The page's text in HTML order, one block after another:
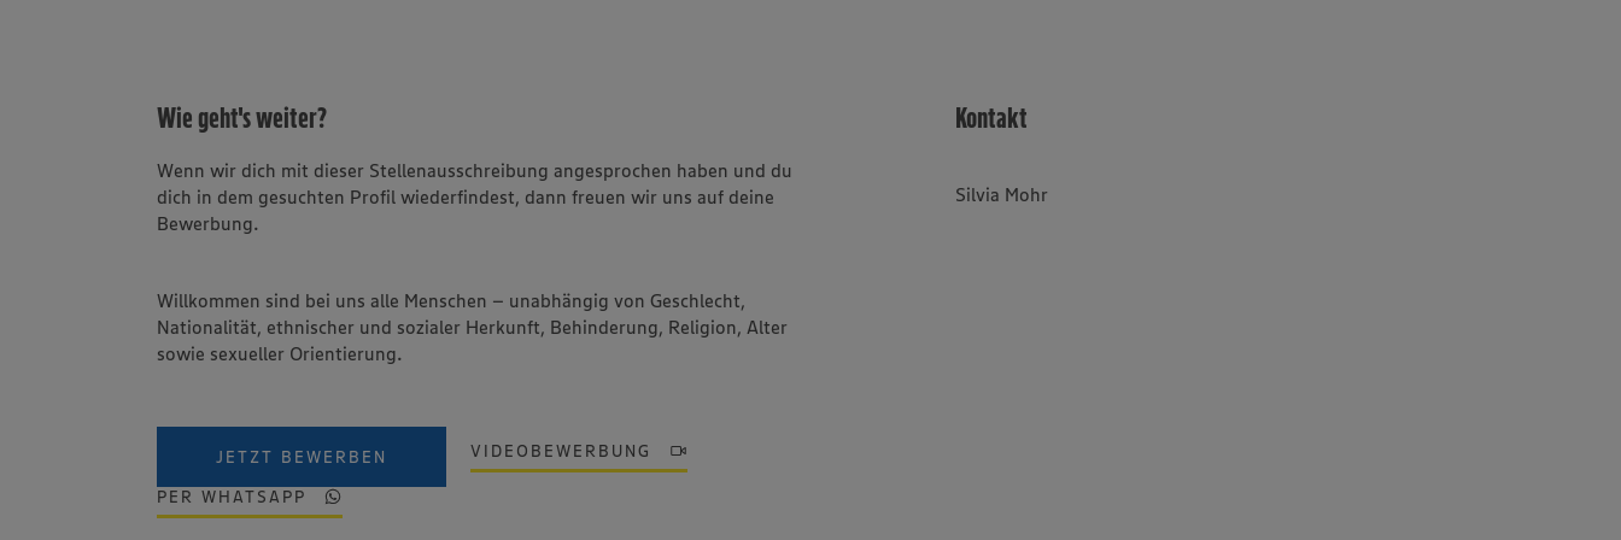
Wie geht's weiter?
Wenn wir dich mit dieser Stellenausschreibung angesprochen haben und du
dich in dem gesuchten Profil wiederfindest, dann freuen wir uns auf deine
Bewerbung.
Willkommen sind bei uns alle Menschen – unabhängig von Geschlecht,
Nationalität, ethnischer und sozialer Herkunft, Behinderung, Religion, Alter
sowie sexueller Orientierung.
JETZT BEWERBEN VIDEOBEWERBUNG
PER WHATSAPP
Kontakt
Silvia Mohr